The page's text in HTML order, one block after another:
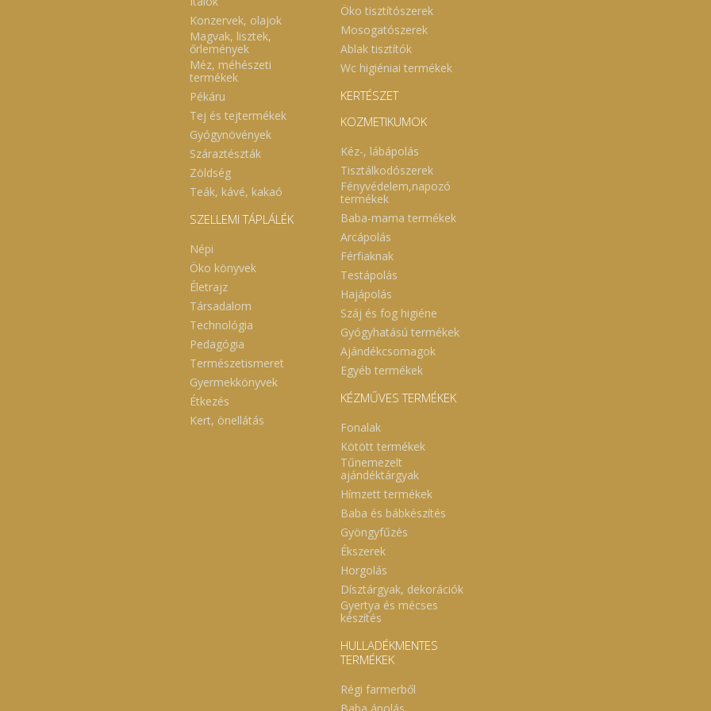
Konzervek, olajok
Magvak, lisztek,
őrlemények
Méz, méhészeti
termékek
Pékáru
Tej és tejtermékek
Gyógynövények
Száraztészták
Zöldség
Teák, kávé, kakaó
SZELLEMI TÁPLÁLÉK
Népi
Öko könyvek
Életrajz
Társadalom
Technológia
Pedagógia
Természetismeret
Gyermekkönyvek
Étkezés
Kert, önellátás
Öko tisztítószerek
Mosogatószerek
Ablak tisztítók
Wc higiéniai termékek
KERTÉSZET
KOZMETIKUMOK
Kéz-, lábápolás
Tisztálkodószerek
Fényvédelem,napozó
termékek
Baba-mama termékek
Arcápolás
Férfiaknak
Testápolás
Hajápolás
Száj és fog higiéne
Gyógyhatású termékek
Ajándékcsomagok
Egyéb termékek
KÉZMŰVES TERMÉKEK
Fonalak
Kötött termékek
Tűnemezelt
ajándéktárgyak
Hímzett termékek
Baba és bábkészítés
Gyöngyfűzés
Ékszerek
Horgolás
Dísztárgyak, dekorációk
Gyertya és mécses
készítés
HULLADÉKMENTES
TERMÉKEK
Régi farmerből